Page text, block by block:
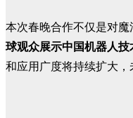
本次春晚合作不仅是对
球观众展示中国机器人技
和应用广度将持续扩大，